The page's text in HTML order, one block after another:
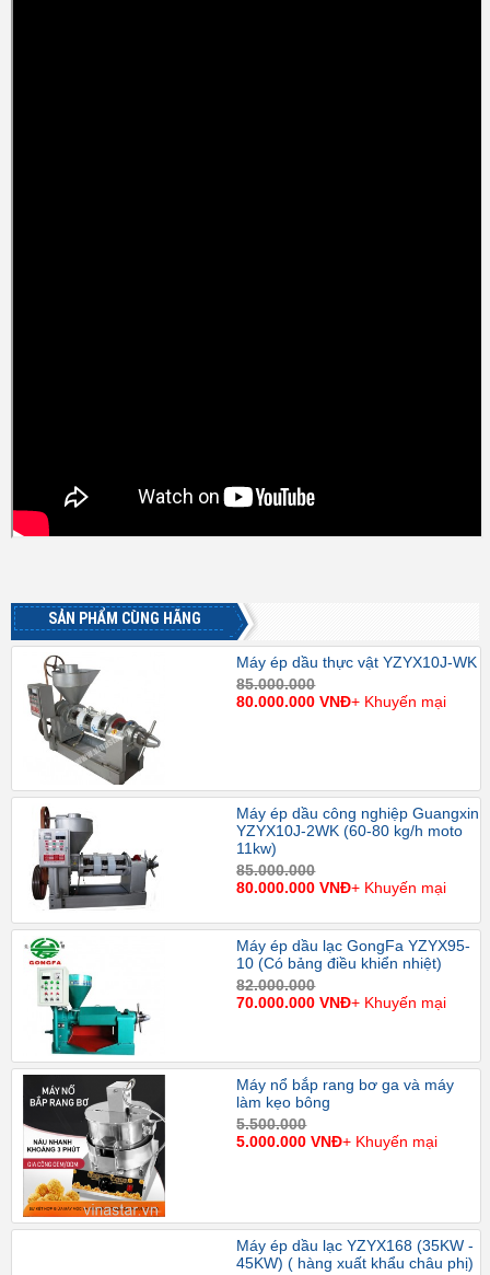
SẢN PHẨM CÙNG HÃNG
Máy ép dầu thực vật YZYX10J-WK
85.000.000
80.000.000 VNĐ+ Khuyến mại
Máy ép dầu công nghiệp Guangxin
YZYX10J-2WK (60-80 kg/h moto
11kw)
85.000.000
80.000.000 VNĐ+ Khuyến mại
Máy ép dầu lạc GongFa YZYX95-
10 (Có bảng điều khiển nhiệt)
82.000.000
70.000.000 VNĐ+ Khuyến mại
Máy nổ bắp rang bơ ga và máy
làm kẹo bông
5.500.000
5.000.000 VNĐ+ Khuyến mại
Máy ép dầu lạc YZYX168 (35KW -
45KW) ( hàng xuất khẩu châu phị)